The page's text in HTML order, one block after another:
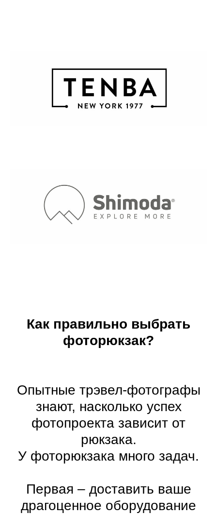
Как правильно выбрать
фоторюкзак?
Опытные трэвел-фотографы
знают, насколько успех
фотопроекта зависит от
рюкзака.
У фоторюкзака много задач.
Первая – доставить ваше
драгоценное оборудование